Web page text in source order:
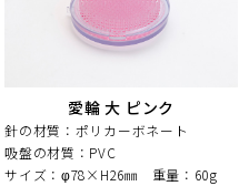
愛輪 大 ピンク
針の材質：ポリカーボネート
吸盤の材質：PVC
サイズ：φ78×H26㎜
重量：60g